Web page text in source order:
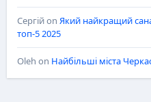
Сергійon Який найкращий
топ-5 2025
Oleh on Найбільші міста